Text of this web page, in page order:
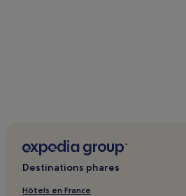
Destinations phares
Hôtels en France